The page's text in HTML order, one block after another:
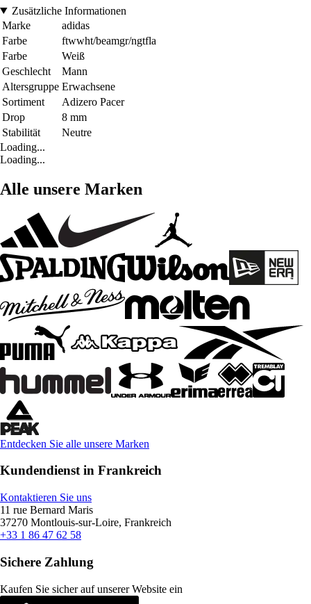
Zusätzliche Informationen
Marke
adidas
Farbe
ftwwht/beamgr/ngtfla
Farbe
Weiß
Geschlecht
Mann
Altersgruppe Erwachsene
Sortiment
Adizero Pacer
Drop
8 mm
Stabilität
Neutre
Loading...
Loading...
Alle unsere Marken
Entdecken Sie alle unsere Marken
Kundendienst in Frankreich
Kontaktieren Sie uns
11 rue Bernard Maris
37270 Montlouis-sur-Loire, Frankreich
+33 1 86 47 62 58
Sichere Zahlung
Kaufen Sie sicher auf unserer Website ein